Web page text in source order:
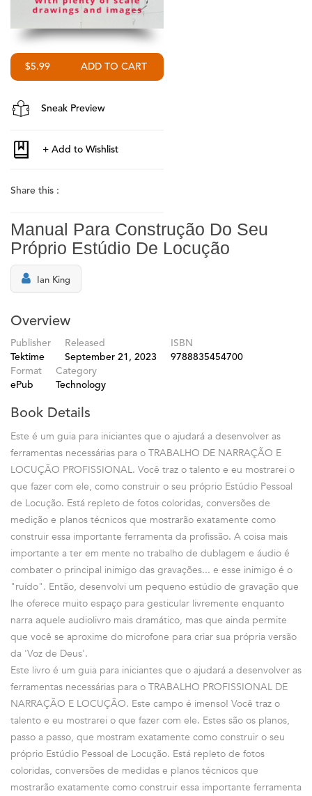
$5.99
Sneak Preview
Share this :
Manual Para Construção Do Seu
Próprio Estúdio De Locução
Ian King
Overview
Publisher
Tektime
Released
September 21, 2023
ISBN
9788835454700
Format
ePub
Category
Technology
Book Details
Este é um guia para iniciantes que o ajudará a desenvolver as
ferramentas necessárias para o TRABALHO DE NARRAÇÃO E
LOCUÇÃO PROFISSIONAL. Você traz o talento e eu mostrarei o
que fazer com ele, como construir o seu próprio Estúdio Pessoal
de Locução. Está repleto de fotos coloridas, conversões de
medição e planos técnicos que mostrarão exatamente como
construir essa importante ferramenta da profissão. A coisa mais
importante a ter em mente no trabalho de dublagem e áudio é
combater o principal inimigo das gravações... e esse inimigo é o
"ruído". Então, desenvolvi um pequeno estúdio de gravação que
lhe oferece muito espaço para gesticular livremente enquanto
narra aquele audiolivro mais dramático, mas que ainda permite
que você se aproxime do microfone para criar sua própria versão
da 'Voz de Deus'.
Este livro é um guia para iniciantes que o ajudará a desenvolver as
ferramentas necessárias para o TRABALHO PROFISSIONAL DE
NARRAÇÃO E LOCUÇÃO. Este campo é imenso! Você traz o
talento e eu mostrarei o que fazer com ele. Estes são os planos,
passo a passo, que mostram exatamente como construir o seu
próprio Estúdio Pessoal de Locução. Está repleto de fotos
coloridas, conversões de medidas e planos técnicos que
mostrarão exatamente como construir essa importante ferramenta